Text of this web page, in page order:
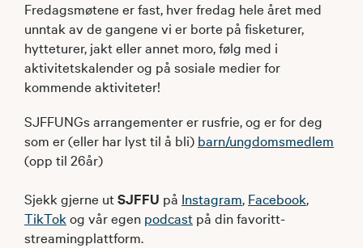
Fredagsmøtene er fast, hver fredag hele året med
unntak av de gangene vi er borte på fisketurer,
hytteturer, jakt eller annet moro, følg med i
aktivitetskalender og på sosiale medier for
kommende aktiviteter!
SJFFUNGs arrangementer er rusfrie, og er for deg
som er (eller har lyst til å bli) barn/ungdomsmedlem
(opp til 26år)
Sjekk gjerne utSJFFU på Instagram, Facebook,
TikTok og vår egen podcast på din favoritt-
streamingplattform.